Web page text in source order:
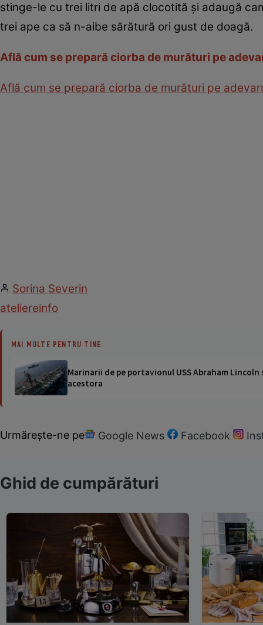
stinge-le cu trei litri de apă clocotită şi adaugă
trei ape ca să n-aibe sărătură ori gust de doagă.
Află cum se prepară ciorba de murături pe
Află cum se prepară ciorba de murături pe
Sorina Severin
ateliereinfo
MAI MULTE PENTRU TINE
Marinarii de pe portavionul USS Abraham
acestora
Urmărește-ne pe Google News Facebook
Ghid de cumpărături